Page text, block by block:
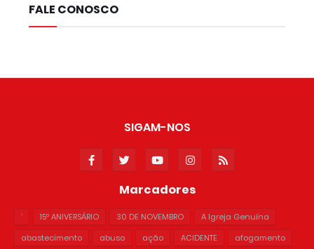
FALE CONOSCO
SIGAM-NOS
Marcadores
' 15º ANIVERSÁRIO 30 DE NOVEMBRO
A Igreja Genuína
abastecimento
abuso ação ACIDENTE
afogamento